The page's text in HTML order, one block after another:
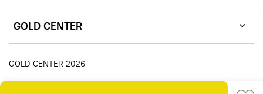
GOLD CENTER
GOLD CENTER 2026